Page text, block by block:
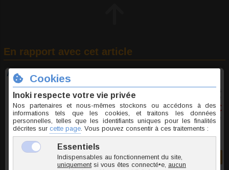
En rapport avec cet article
Anneau segment clicker acier
à partir de
9,90 €
TTC l'unite
Commander